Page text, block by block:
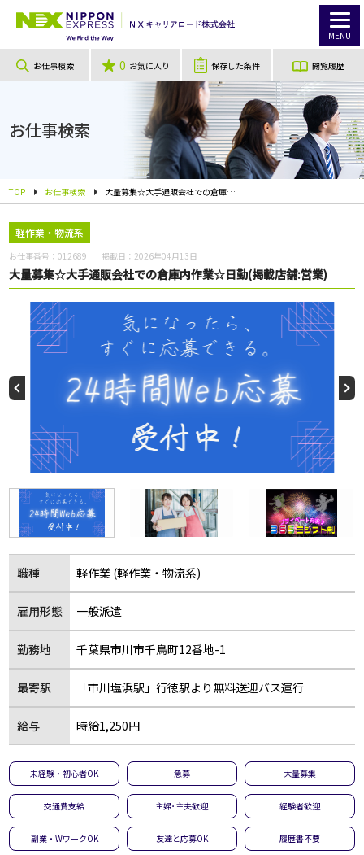
MENU
お仕事検索 0 お気に入り 保存した条件 閲覧履歴
お仕事検索
TOP お仕事検索 大量募集☆大手通販会社での倉庫内作業☆日勤(掲載店舗:営業)
軽作業・物流系
お仕事番号：012689 掲載日： 2026年04月13日
大量募集☆大手通販会社での倉庫内作業☆日勤(掲載店舗:営業)
職種 軽作業 (軽作業・物流系)
雇用形態 一般派遣
勤務地 千葉県市川市千鳥町12番地-1
最寄駅 「市川塩浜駅」行徳駅より無料送迎バス運行
給与 時給1,250円
未経験・初心者OK 急募 大量募集
交通費支給 主婦･主夫歓迎 経験者歓迎
副業・WワークOK 友達と応募OK 履歴書不要